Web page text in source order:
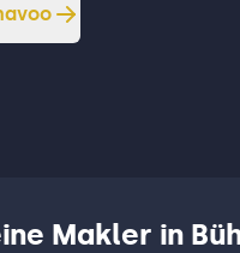
Makler in